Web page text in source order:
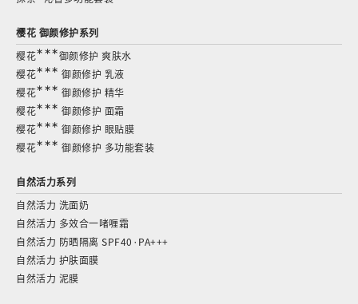
樱花 御颜修护系列
樱花∗∗∗御颜修护 爽肤水
樱花∗∗∗ 御颜修护 乳液
樱花∗∗∗ 御颜修护 精华
樱花∗∗∗ 御颜修护 面霜
樱花∗∗∗ 御颜修护 眼贴膜
樱花∗∗∗ 御颜修护 多功能套装
自然活力系列
自然活力 洗面奶
自然活力 多效合一啫喱霜
自然活力 防晒隔离 SPF40·PA+++
自然活力 护肤面膜
自然活力 泥膜